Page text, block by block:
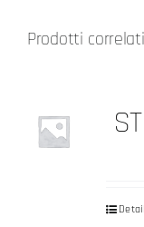
Prodotti correlati